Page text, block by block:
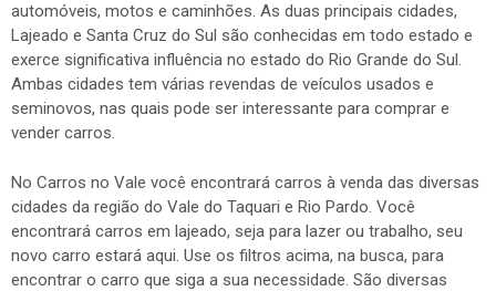
automóveis, motos e caminhões. As duas principais cidades,
Lajeado e Santa Cruz do Sul são conhecidas em todo estado e
exerce significativa influência no estado do Rio Grande do Sul.
Ambas cidades tem várias revendas de veículos usados e
seminovos, nas quais pode ser interessante para comprar e
vender carros.
No Carros no Vale você encontrará carros à venda das diversas
cidades da região do Vale do Taquari e Rio Pardo. Você
encontrará carros em lajeado, seja para lazer ou trabalho, seu
novo carro estará aqui. Use os filtros acima, na busca, para
encontrar o carro que siga a sua necessidade. São diversas